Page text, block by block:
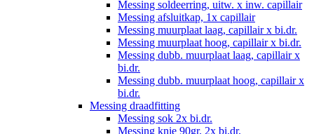
Messing soldeerring, uitw. x inw. capillair
Messing afsluitkap, 1x capillair
Messing muurplaat laag, capillair x bi.dr.
Messing muurplaat hoog, capillair x bi.dr.
Messing dubb. muurplaat laag, capillair x
bi.dr.
Messing dubb. muurplaat hoog, capillair x
bi.dr.
Messing draadfitting
Messing sok 2x bi.dr.
Messing knie 90gr. 2x bi.dr.